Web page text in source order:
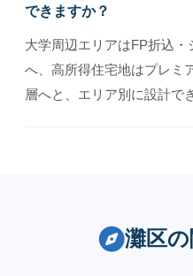
できますか？
大学周辺エリアはFP折込
へ、高所得住宅地はプレミ
層へと、エリア別に設計で
灘区